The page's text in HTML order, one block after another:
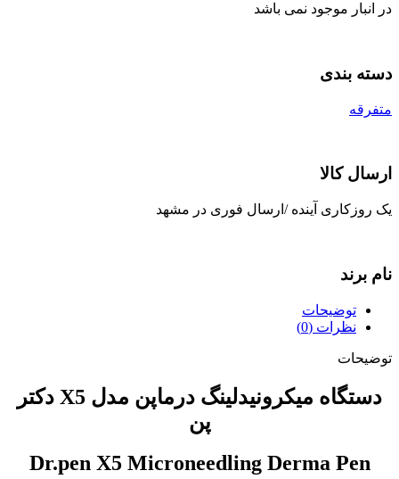
در انبار موجود نمی باشد
دسته بندی
متفرقه
ارسال کالا
یک روزکاری آینده /ارسال فوری در مشهد
نام برند
توضیحات
نظرات (0)
توضیحات
دستگاه میکرونیدلینگ درماپن مدل X5 دکتر
پن
Dr.pen X5 Microneedling Derma Pen